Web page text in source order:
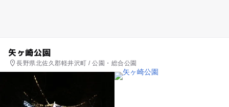
矢ヶ崎公園
長野県北佐久郡軽井沢町 / 公園・総合公園